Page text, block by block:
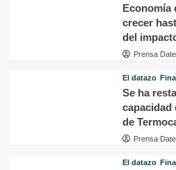
Economía
crecer
del
Prensa
El datazo
Se ha
capacidad
de
Prensa
El datazo